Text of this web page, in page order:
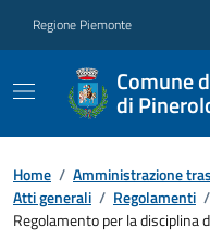
Regione Piemonte
Comune
di
Home / Amministrazione
Atti generali / Regolamenti /
Regolamento per la disciplina